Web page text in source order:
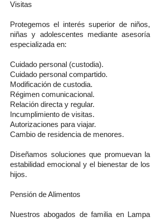
Visitas
Protegemos el interés superior de niños,
niñas y adolescentes mediante asesoría
especializada en:
Cuidado personal (custodia).
Cuidado personal compartido.
Modificación de custodia.
Régimen comunicacional.
Relación directa y regular.
Incumplimiento de visitas.
Autorizaciones para viajar.
Cambio de residencia de menores.
Diseñamos soluciones que promuevan la
estabilidad emocional y el bienestar de los
hijos.
Pensión de Alimentos
Nuestros abogados de familia en Lampa